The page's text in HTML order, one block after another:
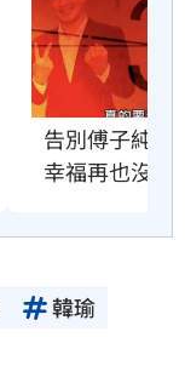
告別傅子純　
幸福再也沒有
韓瑜